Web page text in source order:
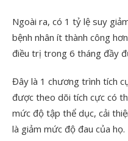
Ngoài ra, có 1 tỷ lệ suy
bệnh nhân ít thành công
điều trị trong 6 tháng đầy
Đây là 1 chương trình tích
được theo dõi tích cực có
mức độ tập thể dục, cải
là giảm mức độ đau của họ.